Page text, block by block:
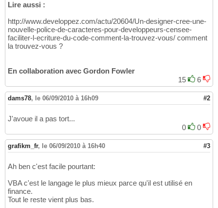
Lire aussi :
http://www.developpez.com/actu/20604/Un-designer-cree-une-
nouvelle-police-de-caracteres-pour-developpeurs-censee-
faciliter-l-ecriture-du-code-comment-la-trouvez-vous/ comment
la trouvez-vous ?
En collaboration avec Gordon Fowler
15
6
dams78, le 06/09/2010 à 16h09 #2
J'avoue il a pas tort...
0
0
grafikm_fr, le 06/09/2010 à 16h40 #3
Ah ben c'est facile pourtant:
VBA c'est le langage le plus mieux parce qu'il est utilisé en
finance.
Tout le reste vient plus bas.